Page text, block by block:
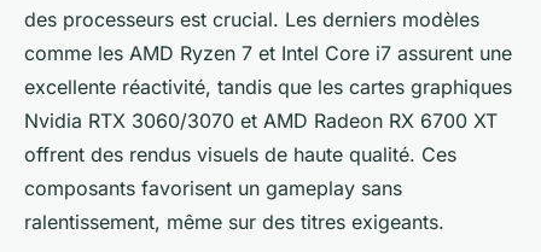
des processeurs est crucial. Les derniers modèles
comme les AMD Ryzen 7 et Intel Core i7 assurent une
excellente réactivité, tandis que les cartes graphiques
Nvidia RTX 3060/3070 et AMD Radeon RX 6700 XT
offrent des rendus visuels de haute qualité. Ces
composants favorisent un gameplay sans
ralentissement, même sur des titres exigeants.